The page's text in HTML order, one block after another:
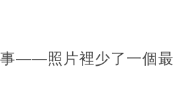
事——照片裡少了一個最